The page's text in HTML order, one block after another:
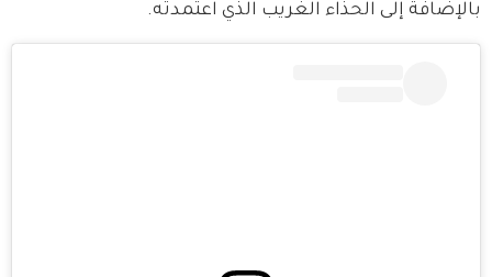
بالإضافة إلى الحذاء الغريب الذي اعتمدته.